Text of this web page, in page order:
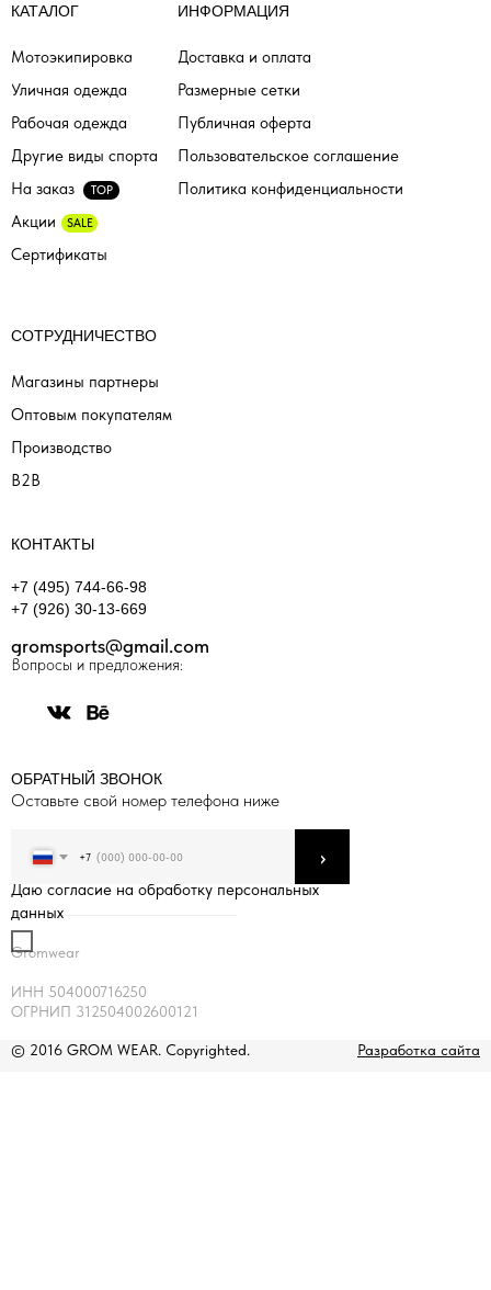
КАТАЛОГ
Мотоэкипировка
Уличная одежда
Рабочая одежда
На заказ TOP
ИНФОРМАЦИЯ
Доставка и оплата
Производство
Размерные сетки
Публичная оферта
Пользовательское соглашение
СОТРУДНИЧЕСТВО
Магазины партнеры
Оптовым покупателям
Акции SALE
КОНТАКТЫ
+7 (495) 744-66-98
+7 (926) 30-13-669
gromsports@gmail.com
Gromwear
ИНН 504000716250
ОГРНИП 312504002600121
© 2016 GROM WEAR. Copyrighted. Разработка сайта
Вопросы и предложения:
ОБРАТНЫЙ ЗВОНОК
Оставьте свой номер телефона ниже
+7
Даю согласие на обработку персональных
данных
›
Политика конфиденциальности
Сертификаты
Другие виды спорта
B2B